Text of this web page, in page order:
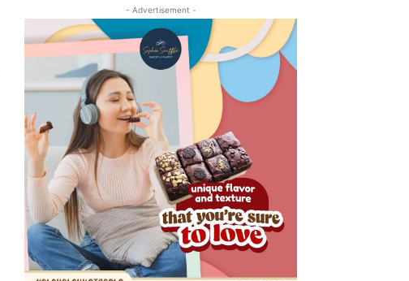
- Advertisement -